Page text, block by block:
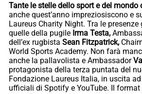
Tante le stelle dello sport e del mondo
anche quest’anno impreziosiscono e
Laureus Charity Night. Tra le
quelle della pugile Irma Testa,
dell’ex rugbista Sean Fitzpatrick,
World Sports Academy. Non farà
anche la pallavolista e Ambassador
protagonista della terza puntata del
Fondazione Laureus Italia, in uscita
ufficiali di Spotify e YouTube. Il